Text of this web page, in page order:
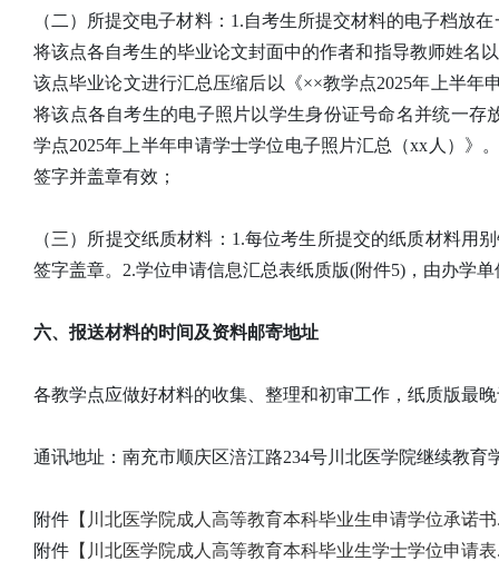
（二）所提交电子材料：1.自考生所提交材料的电子档放
将该点各自考生的毕业论文封面中的作者和指导教师姓名
该点毕业论文进行汇总压缩后以《××教学点2025年上半
将该点各自考生的电子照片以学生身份证号命名并统一
学点2025年上半年申请学士学位电子照片汇总（xx人）》
签字并盖章有效；
（三）所提交纸质材料：1.每位考生所提交的纸质材料用
签字盖章。2.学位申请信息汇总表纸质版(附件5)，由办学
六、报送材料的时间及资料邮寄地址
各教学点应做好材料的收集、整理和初审工作，纸质版最
通讯地址：南充市顺庆区涪江路234号川北医学院继续教育
附件 【川北医学院成人高等教育本科毕业生申请学位承诺书
附件 【川北医学院成人高等教育本科毕业生学士学位申请表